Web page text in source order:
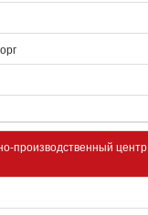
производственный центр